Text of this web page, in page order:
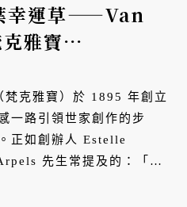
幸運草——Van
雅寶
台北101登場
克雅寶）於 1895 年創立
一路引領世家創作的步
正如創辦人 Estelle
先生常提及的：「心